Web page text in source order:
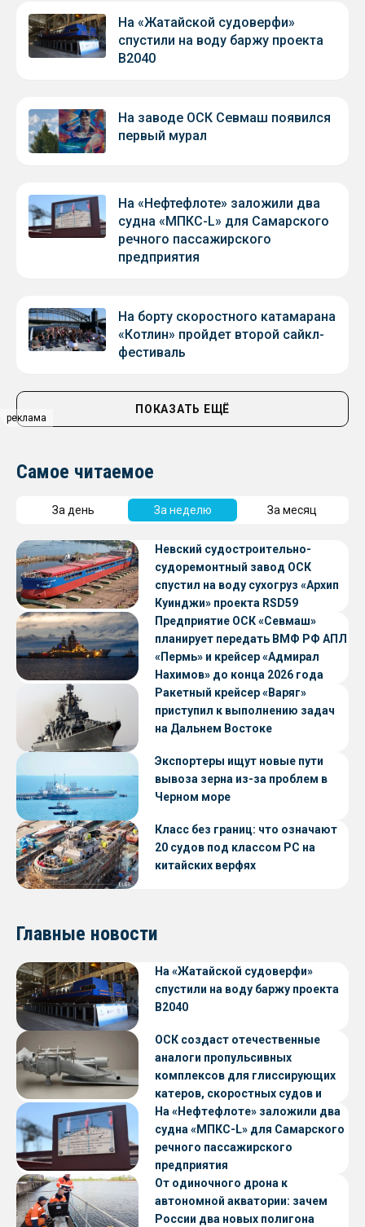
реклама
На «Жатайской судоверфи»
спустили на воду баржу проекта
В2040
На заводе ОСК Севмаш появился
первый мурал
На «Нефтефлоте» заложили два
судна «МПКС-L» для Самарского
речного пассажирского
предприятия
На борту скоростного катамарана
«Котлин» пройдет второй сайкл-
фестиваль
ПОКАЗАТЬ ЕЩЁ
Самое читаемое
За день За неделю За месяц
Невский судостроительно-
судоремонтный завод ОСК
спустил на воду сухогруз «Архип
Куинджи» проекта RSD59
Предприятие ОСК «Севмаш»
планирует передать ВМФ РФ АПЛ
«Пермь» и крейсер «Адмирал
Нахимов» до конца 2026 года
Ракетный крейсер «Варяг»
приступил к выполнению задач
на Дальнем Востоке
Экспортеры ищут новые пути
вывоза зерна из-за проблем в
Черном море
Класс без границ: что означают
20 судов под классом РС на
китайских верфях
Главные новости
На «Жатайской судоверфи»
спустили на воду баржу проекта
В2040
ОСК создаст отечественные
аналоги пропульсивных
комплексов для глиссирующих
катеров, скоростных судов и
судов с малой осадкой
На «Нефтефлоте» заложили два
судна «МПКС-L» для Самарского
речного пассажирского
предприятия
От одиночного дрона к
автономной акватории: зачем
России два новых полигона